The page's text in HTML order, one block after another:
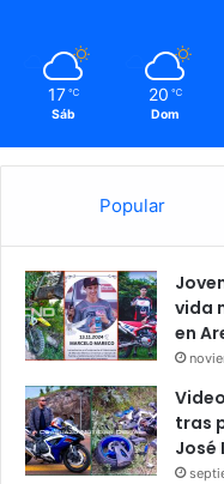
17 ℃
Sáb
20 ℃
Dom
Popular
vida
en
tras
José